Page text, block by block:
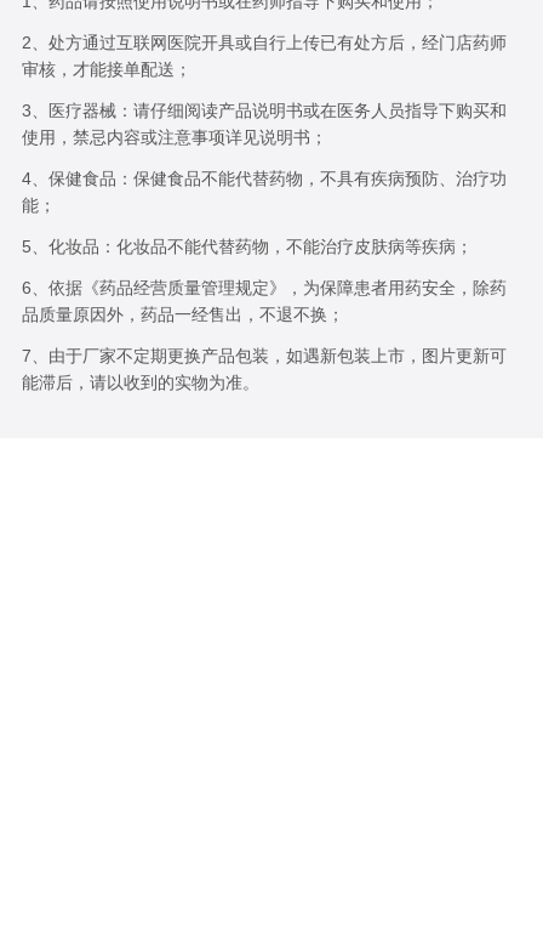
2、处方通过互联网医院开具或自行上传已有处方后，经门店药师
审核，才能接单配送；
3、医疗器械：请仔细阅读产品说明书或在医务人员指导下购买和
使用，禁忌内容或注意事项详见说明书；
4、保健食品：保健食品不能代替药物，不具有疾病预防、治疗功
能；
5、化妆品：化妆品不能代替药物，不能治疗皮肤病等疾病；
6、依据《药品经营质量管理规定》，为保障患者用药安全，除药
品质量原因外，药品一经售出，不退不换；
7、由于厂家不定期更换产品包装，如遇新包装上市，图片更新可
能滞后，请以收到的实物为准。